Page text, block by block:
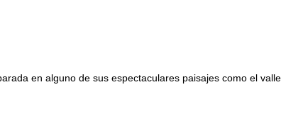
en alguno de sus espectaculares paisajes como el valle